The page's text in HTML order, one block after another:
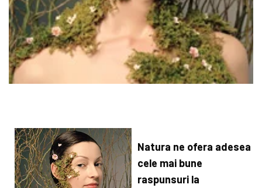
Natura ne ofera adesea
cele mai bune
raspunsuri la